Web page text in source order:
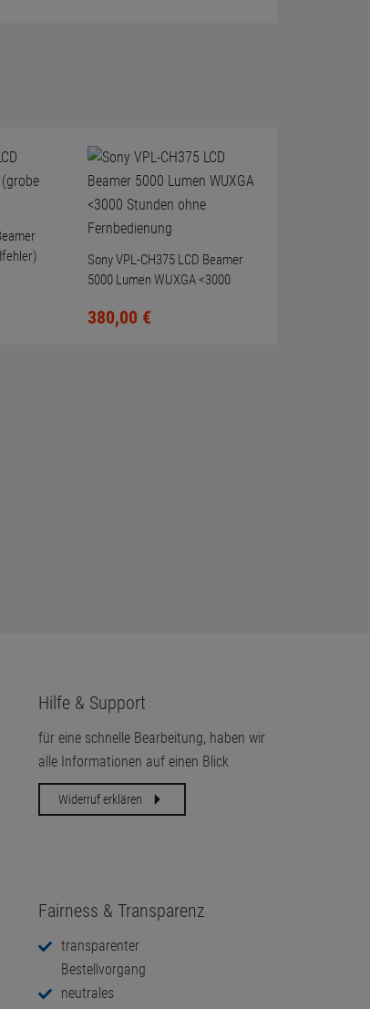
Sony VPL-CH375 LCD Beamer
5000 Lumen WUXGA <3000
380,00 €
Hilfe & Support
für eine schnelle Bearbeitung, haben wir
alle Informationen auf einen Blick
Widerruf erklären
Fairness & Transparenz
transparenter
Bestellvorgang
neutrales